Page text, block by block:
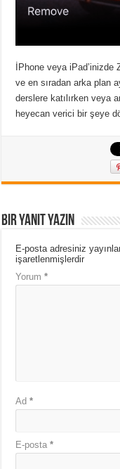
İPhone veya iPad’inizde
ve en sıradan arka plan
derslere katılırken veya
heyecan verici bir şeye
Bir yanıt yazın
E-posta adresiniz
işaretlenmişlerdir
Yorum*
Ad*
E-posta*